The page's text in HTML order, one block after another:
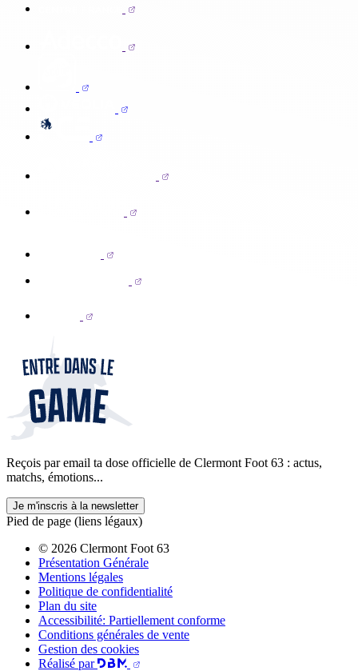
Reçois par email ta dose officielle de Clermont Foot 63 : actus,
matchs, émotions...
Je m'inscris à la newsletter
Pied de page (liens légaux)
© 2026 Clermont Foot 63
Présentation Générale
Mentions légales
Politique de confidentialité
Plan du site
Accessibilité: Partiellement conforme
Conditions générales de vente
Gestion des cookies
Réalisé par